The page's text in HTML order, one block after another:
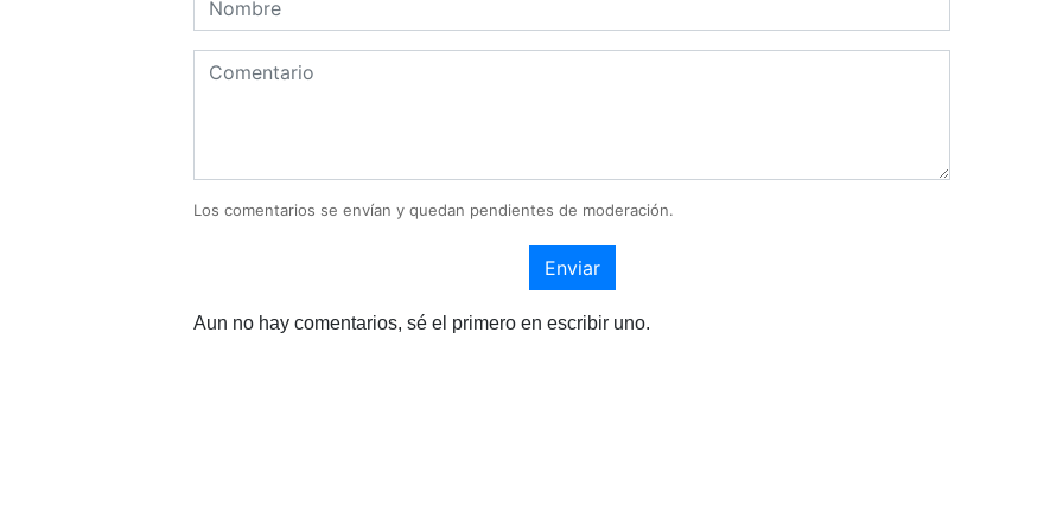
Los comentarios se envían y quedan pendientes de moderación.
Enviar
Aun no hay comentarios, sé el primero en escribir uno.